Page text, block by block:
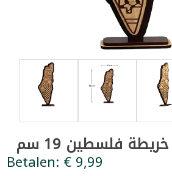
فلسطين 19 سم
Betalen: € 9,99